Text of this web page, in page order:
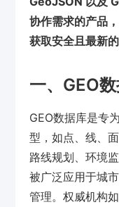
协作需求的产品
获取安全且最新
一、GEO
GEO数据库是专
型，如点、线、
路线规划、环境
被广泛应用于城
管理。权威机构